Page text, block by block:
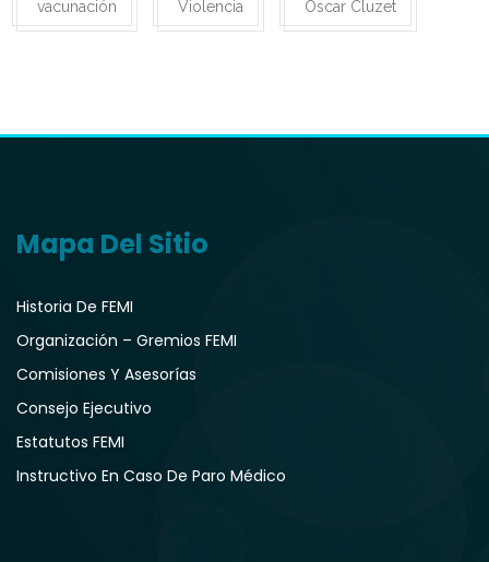
vacunación Violencia Óscar Cluzet
Mapa Del Sitio
Historia De FEMI
Organización – Gremios FEMI
Comisiones Y Asesorías
Consejo Ejecutivo
Estatutos FEMI
Instructivo En Caso De Paro Médico